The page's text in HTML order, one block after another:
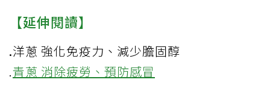
【延伸閱讀】
.洋蔥 強化免疫力、減少膽固醇
.青蔥 消除疲勞、預防感冒